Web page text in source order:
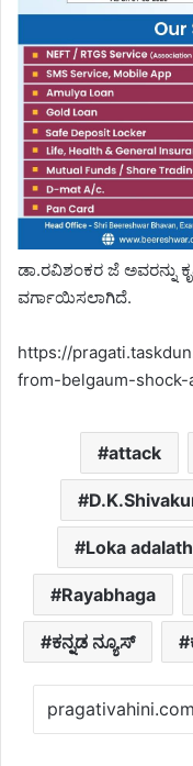
ಡಾ.ರವಿಶಂಕರ ಜೆ ಅವರನ್ನು
ವರ್ಗಾಯಿಸಲಾಗಿದೆ.
https://
from-belgaum-
attack
Loka adalath
Rayabhaga
ಕನ್ನಡ ನ್ಯೂಸ್